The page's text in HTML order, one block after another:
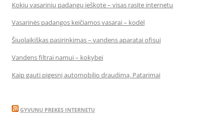
Kokių vasarinių padangų ieškote – visas rasite internetu
Vasarinės padangos keičiamos vasarai – kodėl
Šiuolaikiškas pasirinkimas – vandens aparatai ofisui
Vandens filtrai namui – kokybei
Kaip gauti pigesnį automobilio draudimą. Patarimai
GYVUNU PREKES INTERNETU